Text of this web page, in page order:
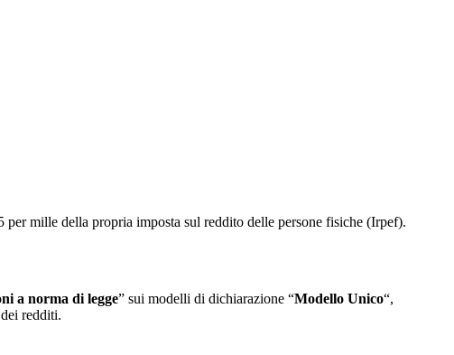
mille della propria imposta sul reddito delle persone fisiche (Irpef).
a norma di legge” sui modelli di dichiarazione “Modello Unico“,
redditi.